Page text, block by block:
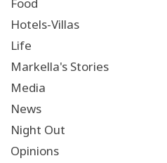
Food
Hotels-Villas
Life
Markella's Stories
Media
News
Night Out
Opinions